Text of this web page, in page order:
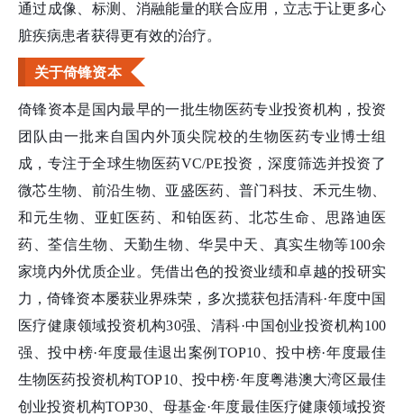
通过成像、标测、消融能量的联合应用，立志于让更多心
脏疾病患者获得更有效的治疗。
关于倚锋资本
倚锋资本是国内最早的一批生物医药专业投资机构，投资
团队由一批来自国内外顶尖院校的生物医药专业博士组
成，专注于全球生物医药VC/PE投资，深度筛选并投资了
微芯生物、前沿生物、亚盛医药、普门科技、禾元生物、
和元生物、亚虹医药、和铂医药、北芯生命、思路迪医
药、荃信生物、天勤生物、华昊中天、真实生物等100余
家境内外优质企业。凭借出色的投资业绩和卓越的投研实
力，倚锋资本屡获业界殊荣，多次揽获包括清科·年度中国
医疗健康领域投资机构30强、清科·中国创业投资机构100
强、投中榜·年度最佳退出案例TOP10、投中榜·年度最佳
生物医药投资机构TOP10、投中榜·年度粤港澳大湾区最佳
创业投资机构TOP30、母基金·年度最佳医疗健康领域投资